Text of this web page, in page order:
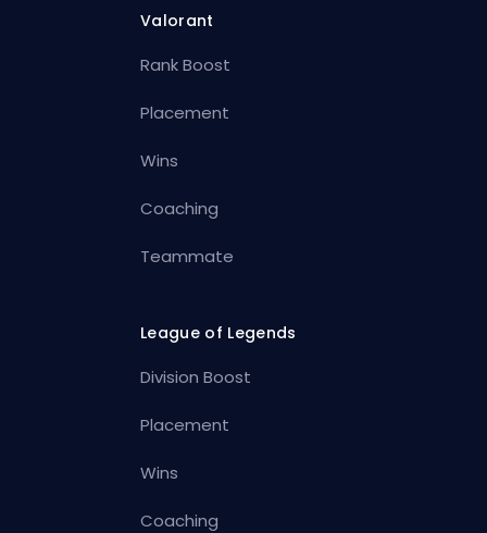
Valorant
Rank Boost
Placement
Wins
Coaching
Teammate
League of Legends
Division Boost
Placement
Wins
Coaching